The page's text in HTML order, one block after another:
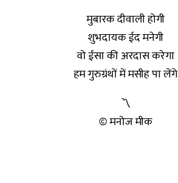
मुबारक दीवाली होगी
शुभदायक ईद मनेगी
वो ईसा की अरदास करेगा
हम गुरुग्रंथों में मसीह पा लेंगे
〽️
© मनोज मीक